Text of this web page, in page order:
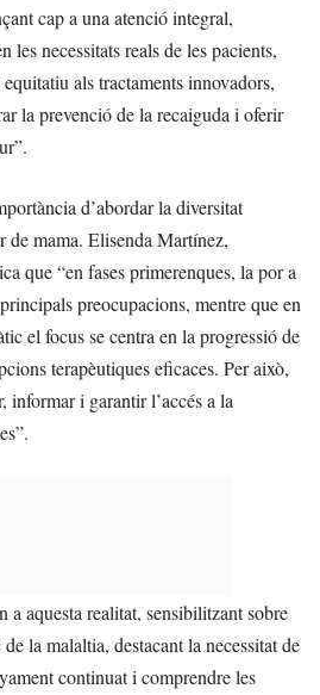
cap a una atenció integral,
les necessitats reals de les pacients,
als tractaments innovadors,
la prevenció de la recaiguda i oferir
d’abordar la diversitat
de mama. Elisenda Martínez,
que “en fases primerenques, la por a
preocupacions, mentre que en
el focus se centra en la progressió de
terapèutiques eficaces. Per això,
informar i garantir l’accés a la
a aquesta realitat, sensibilitzant sobre
la malaltia, destacant la necessitat de
continuat i comprendre les